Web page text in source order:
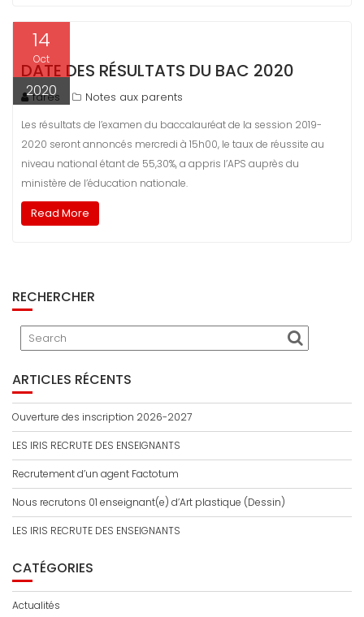
14
Oct
2020
DATE DES RÉSULTATS DU BAC 2020
fares Notes aux parents
Les résultats de l’examen du baccalauréat de la session 2019-
2020 seront annoncés mercredi à 15h00, le taux de réussite au
niveau national étant de 55,30%, a appris l’APS auprès du
ministère de l’éducation nationale.
Read More
RECHERCHER
ARTICLES RÉCENTS
Ouverture des inscription 2026-2027
LES IRIS RECRUTE DES ENSEIGNANTS
Recrutement d’un agent Factotum
Nous recrutons 01 enseignant(e) d’Art plastique (Dessin)
LES IRIS RECRUTE DES ENSEIGNANTS
CATÉGORIES
Actualités